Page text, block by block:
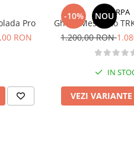
Pro
RON
-10% NOU
SCARPA
Ghete Mescalito
1.200,00 RON
IN
VEZI VARIANTE